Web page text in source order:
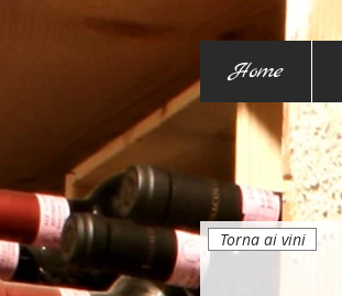
Home
Torna ai vini